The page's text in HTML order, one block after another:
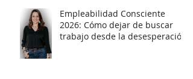
Empleabilidad Consciente
2026: Cómo dejar de buscar
trabajo desde la desesperación